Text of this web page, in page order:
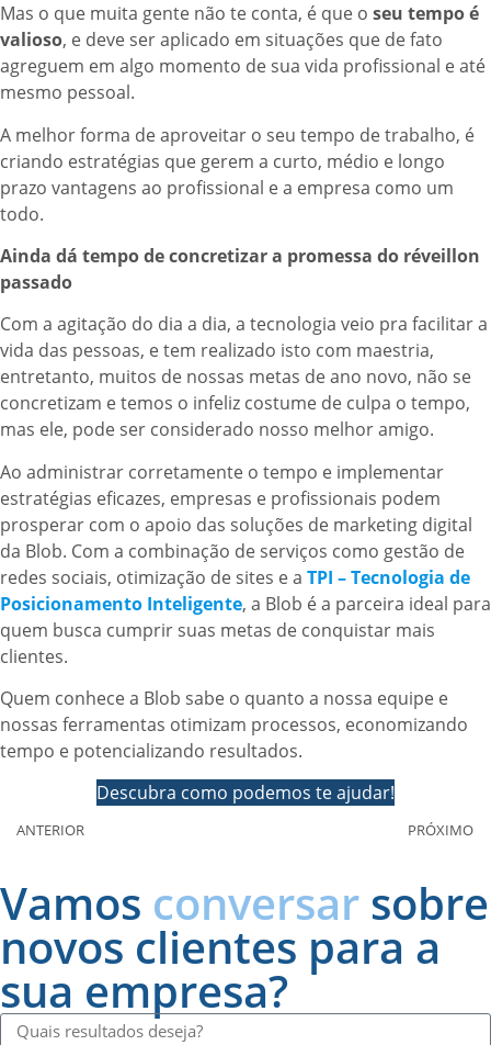
Mas o que muita gente não te conta, é que o seu tempo é
valioso, e deve ser aplicado em situações que de fato
agreguem em algo momento de sua vida profissional e até
mesmo pessoal.
A melhor forma de aproveitar o seu tempo de trabalho, é
criando estratégias que gerem a curto, médio e longo
prazo vantagens ao profissional e a empresa como um
todo.
Ainda dá tempo de concretizar a promessa do réveillon
passado
Com a agitação do dia a dia, a tecnologia veio pra facilitar a
vida das pessoas, e tem realizado isto com maestria,
entretanto, muitos de nossas metas de ano novo, não se
concretizam e temos o infeliz costume de culpa o tempo,
mas ele, pode ser considerado nosso melhor amigo.
Ao administrar corretamente o tempo e implementar
estratégias eficazes, empresas e profissionais podem
prosperar com o apoio das soluções de marketing digital
da Blob. Com a combinação de serviços como gestão de
redes sociais, otimização de sites e a TPI – Tecnologia de
Posicionamento Inteligente, a Blob é a parceira ideal para
quem busca cumprir suas metas de conquistar mais
clientes.
Quem conhece a Blob sabe o quanto a nossa equipe e
nossas ferramentas otimizam processos, economizando
tempo e potencializando resultados.
Descubra como podemos te ajudar!
ANTERIOR PRÓXIMO
Vamos conversar sobre
novos clientes para a
sua empresa?